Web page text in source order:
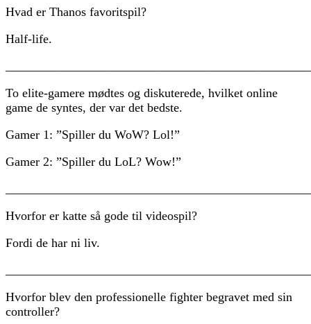
Hvad er Thanos favoritspil?
Half-life.
To elite-gamere mødtes og diskuterede, hvilket online
game de syntes, der var det bedste.
Gamer 1: ”Spiller du WoW? Lol!”
Gamer 2: ”Spiller du LoL? Wow!”
Hvorfor er katte så gode til videospil?
Fordi de har ni liv.
Hvorfor blev den professionelle fighter begravet med sin
controller?